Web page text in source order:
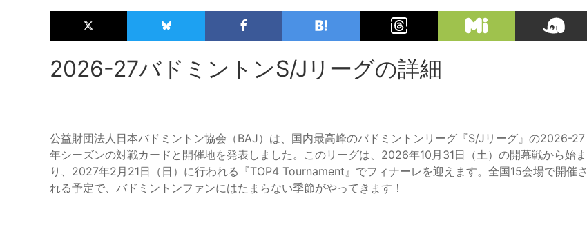
2026-27バドミントンS/Jリーグの詳細
公益財団法人日本バドミントン協会（BAJ）は、国内最高峰のバドミントンリーグ『S/Jリーグ』の2026-27
年シーズンの対戦カードと開催地を発表しました。このリーグは、2026年10月31日（土）の開幕戦から始ま
り、2027年2月21日（日）に行われる『TOP4 Tournament』でフィナーレを迎えます。全国15会場で開催さ
れる予定で、バドミントンファンにはたまらない季節がやってきます！